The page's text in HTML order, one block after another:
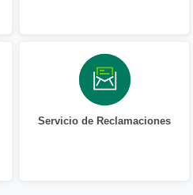
Servicio de Reclamaciones